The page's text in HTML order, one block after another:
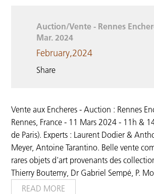
Auction/Vente - Rennes
Mar. 2024
February,2024
Share
Vente aux Encheres - Auction : Rennes
Rennes, France - 11 Mars 2024 - 11h &
de Paris). Experts : Laurent Dodier &
Meyer, Antoine Tarantino. Belle vente
rares objets d'art provenants des
Thierry Boutemy, Dr Gabriel Sempé, P.
READ MORE